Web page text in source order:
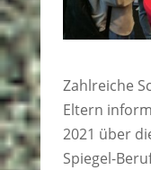
Zahlreiche
Eltern
2021 über
Spiegel-